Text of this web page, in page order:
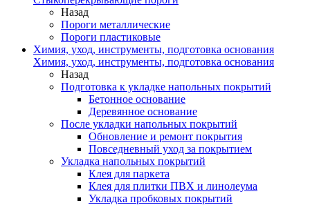
Назад
Пороги металлические
Пороги пластиковые
Химия, уход, инструменты, подготовка основания
Химия, уход, инструменты, подготовка основания
Назад
Подготовка к укладке напольных покрытий
Бетонное основание
Деревянное основание
После укладки напольных покрытий
Обновление и ремонт покрытия
Повседневный уход за покрытием
Укладка напольных покрытий
Клея для паркета
Клея для плитки ПВХ и линолеума
Укладка пробковых покрытий